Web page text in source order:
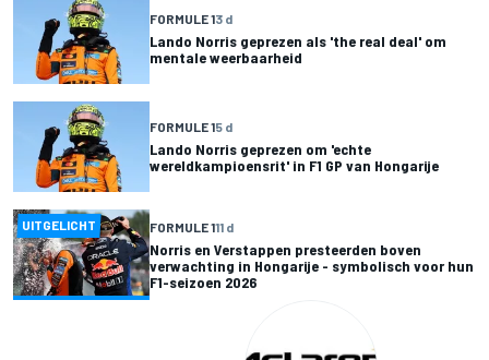
FORMULE 13 d
Lando Norris geprezen als 'the real deal' om
mentale weerbaarheid
FORMULE 15 d
Lando Norris geprezen om 'echte
wereldkampioensrit' in F1 GP van Hongarije
UITGELICHT FORMULE 111 d
Norris en Verstappen presteerden boven
verwachting in Hongarije - symbolisch voor hun
F1-seizoen 2026